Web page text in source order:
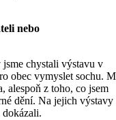
nebo
chystali výstavu v
obec vymyslet sochu.
alespoň z toho, co jsem
dění. Na jejich výstavy
dokázali.